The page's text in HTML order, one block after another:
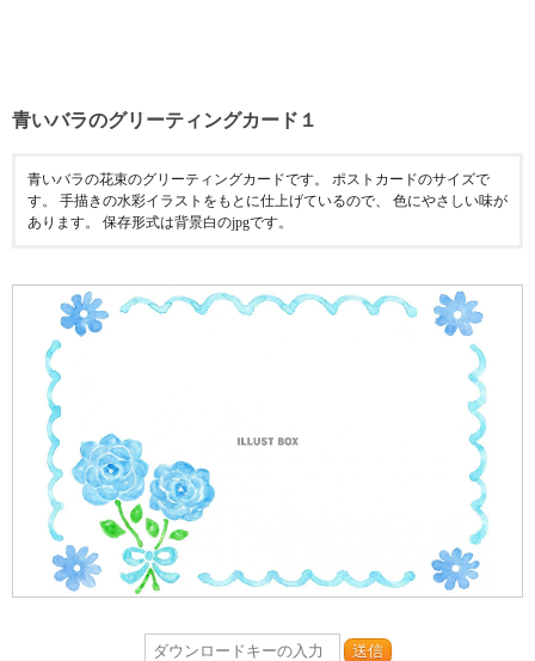
青いバラのグリーティングカード１
青いバラの花束のグリーティングカードです。 ポストカードのサイズで
す。 手描きの水彩イラストをもとに仕上げているので、 色にやさしい味が
あります。 保存形式は背景白のjpgです。
送信